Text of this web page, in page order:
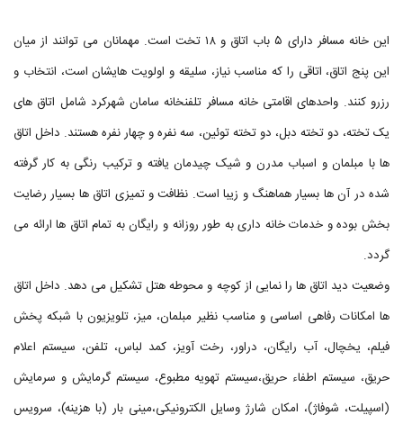
این خانه مسافر دارای ۵ باب اتاق و ۱۸ تخت است. مهمانان می توانند از میان
این پنج اتاق، اتاقی را که مناسب نیاز، سلیقه و اولویت هایشان است، انتخاب و
رزرو کنند. واحدهای اقامتی خانه مسافر تلفنخانه سامان شهرکرد شامل اتاق های
یک تخته، دو تخته دبل، دو تخته توئین، سه نفره و چهار نفره هستند. داخل اتاق
ها با مبلمان و اسباب مدرن و شیک چیدمان یافته و ترکیب رنگی به کار گرفته
شده در آن ها بسیار هماهنگ و زیبا است. نظافت و تمیزی اتاق ها بسیار رضایت
بخش بوده و خدمات خانه داری به طور روزانه و رایگان به تمام اتاق ها ارائه می
گردد.
وضعیت دید اتاق ها را نمایی از کوچه و محوطه هتل تشکیل می دهد. داخل اتاق
ها امکانات رفاهی اساسی و مناسب نظیر مبلمان، میز، تلویزیون با شبکه پخش
فیلم، یخچال، آب رایگان، دراور، رخت آویز، کمد لباس، تلفن، سیستم اعلام
حریق، سیستم اطفاء حریق،سیستم تهویه مطبوع، سیستم گرمایش و سرمایش
(اسپیلت، شوفاژ)، امکان شارژ وسایل الکترونیکی،مینی بار (با هزینه)، سرویس